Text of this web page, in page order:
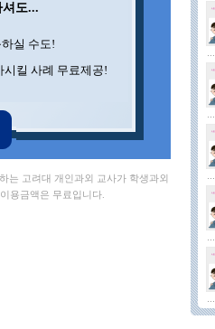
도...
실 수도!
시킬 사례 무료제공!
는 고려대 개인과외 교사가 학생과외
용금액은 무료입니다.